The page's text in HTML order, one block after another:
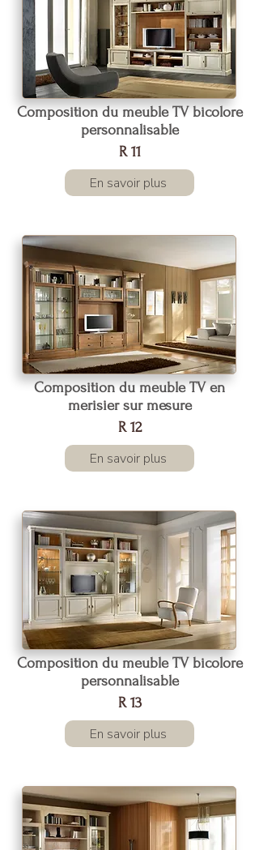
Composition du meuble TV bicolore
personnalisable
R 11
En savoir plus
Composition du meuble TV en
merisier sur mesure
R 12
En savoir plus
Composition du meuble TV bicolore
personnalisable
R 13
En savoir plus